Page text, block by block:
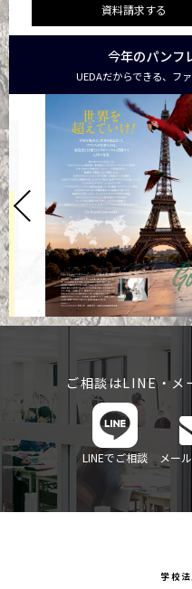
資料請求する
今年のパンフ
UEDAだからできる、フ
ご相談はLINE・メ
LINEでご相談 メー
学校